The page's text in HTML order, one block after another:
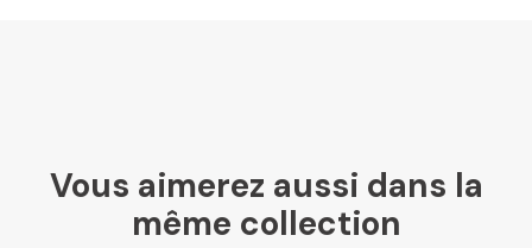
Mollat
Vous aimerez aussi dans la
même collection